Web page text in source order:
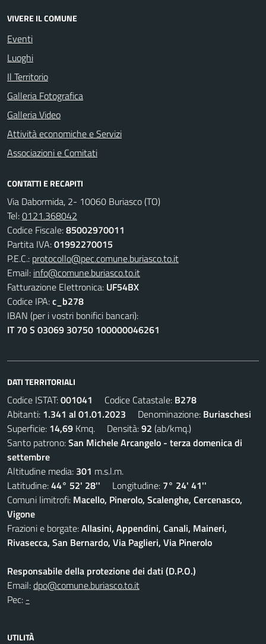
VIVERE IL COMUNE
Eventi
Luoghi
Il Territorio
Galleria Fotografica
Galleria Video
Attività economiche e Servizi
Associazioni e Comitati
CONTATTI E RECAPITI
Via Dabormida, 2- 10060 Buriasco (TO)
Tel:0121.368042
Codice Fiscale:85002970011
Partita IVA:01992270015
P.E.C.: protocollo@pec.comune.buriasco.to.it
Email: info@comune.buriasco.to.it
Fatturazione Elettronica: UF54BX
Codice IPA:c_b278
IBAN (per i vostri bonifici bancari):
IT 70 S 03069 30750 100000046261
DATI TERRITORIALI
Codice ISTAT:001041 Codice Catastale: B278
Abitanti: 1.341 al 01.01.2023 Denominazione: Buriaschesi
Superficie: 14,69 Kmq. Densità:92 (ab/kmq.)
Santo patrono:San Michele Arcangelo - terza domenica di
settembre
Altitudine media: 301 m.s.l.m.
Latitudine:44° 52' 28'' Longitudine: 7° 24' 41''
Comuni limitrofi: Macello, Pinerolo, Scalenghe, Cercenasco,
Vigone
Frazioni e borgate:Allasini, Appendini, Canali, Maineri,
Rivasecca, San Bernardo, Via Paglieri, Via Pinerolo
Responsabile della protezione dei dati (D.P.O.)
Email:dpo@comune.buriasco.to.it
Pec: -
UTILITÀ